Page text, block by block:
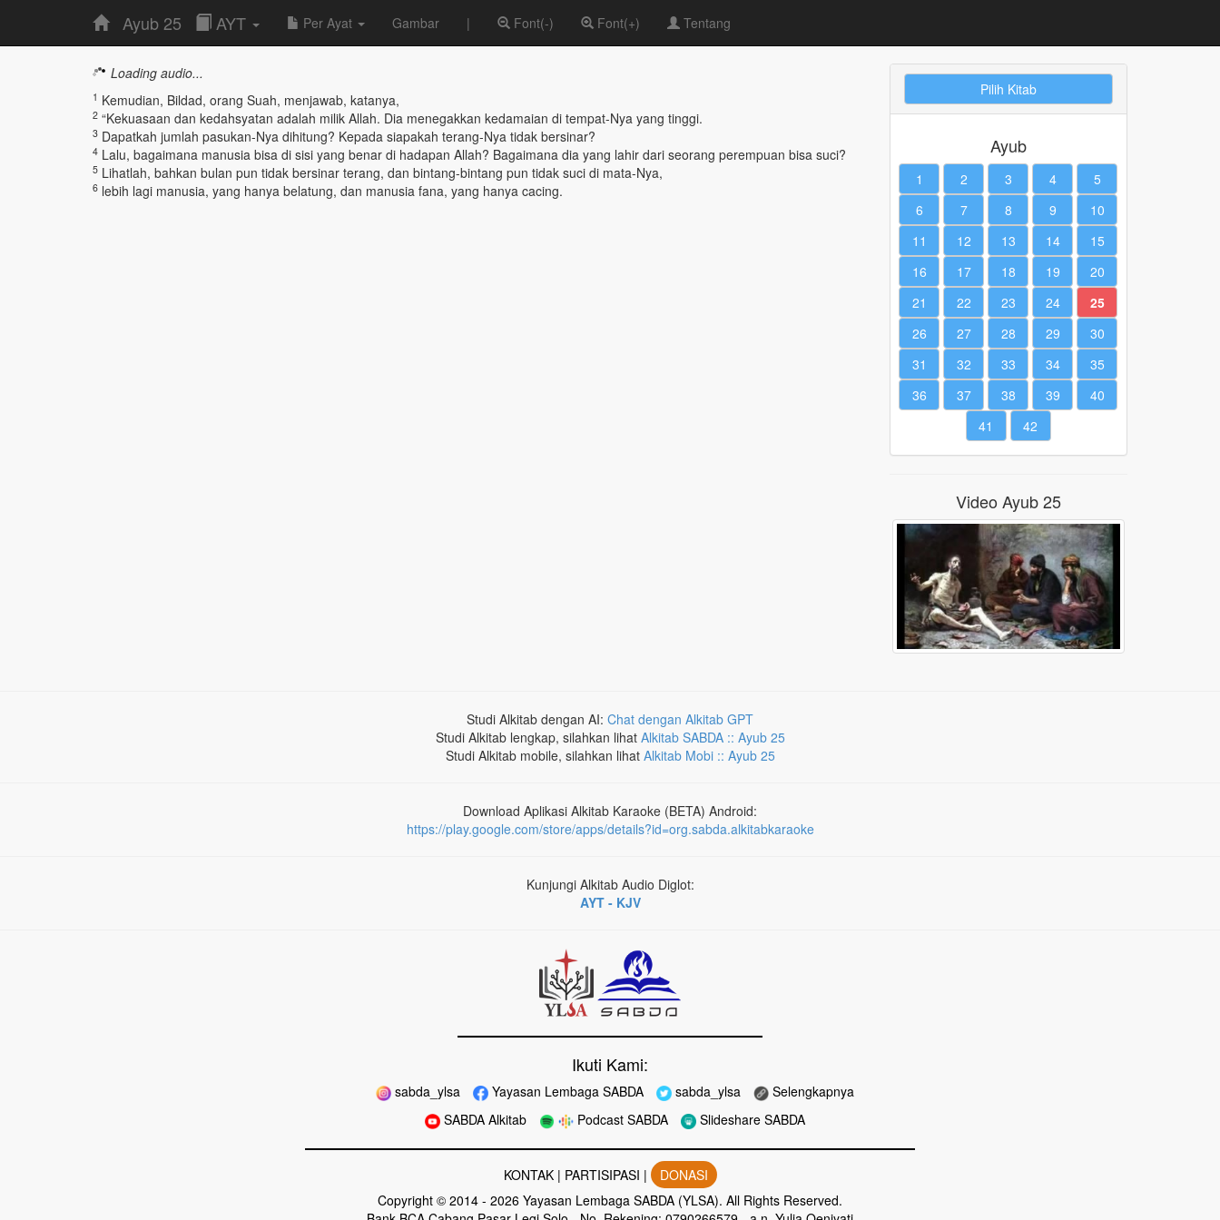
Ayub 25 AYT Per Ayat Gambar | Font(-) Font(+) Tentang
Loading audio...
1 Kemudian, Bildad, orang Suah, menjawab, katanya,
2 “Kekuasaan dan kedahsyatan adalah milik Allah. Dia menegakkan kedamaian di tempat-Nya yang tinggi.
3 Dapatkah jumlah pasukan-Nya dihitung? Kepada siapakah terang-Nya tidak bersinar?
4 Lalu, bagaimana manusia bisa di sisi yang benar di hadapan Allah? Bagaimana dia yang lahir dari seorang perempuan bisa suci?
5 Lihatlah, bahkan bulan pun tidak bersinar terang, dan bintang-bintang pun tidak suci di mata-Nya,
6 lebih lagi manusia, yang hanya belatung, dan manusia fana, yang hanya cacing.
Pilih Kitab
Ayub
1 2 3 4
5
6
7 8 9
10
11
12 13 14
15
16
17 18 19
20
21
22 23 24
25
26
27 28 29
30
31
32 33 34
35
36
37 38 39
40
41
42
Video Ayub 25
Studi Alkitab dengan AI: Chat dengan Alkitab GPT
Studi Alkitab lengkap, silahkan lihat Alkitab SABDA :: Ayub 25
Studi Alkitab mobile, silahkan lihat Alkitab Mobi :: Ayub 25
Download Aplikasi Alkitab Karaoke (BETA) Android:
https://play.google.com/store/apps/details?id=org.sabda.alkitabkaraoke
Kunjungi Alkitab Audio Diglot:
AYT - KJV
Ikuti Kami:
sabda_ylsa Yayasan Lembaga SABDA sabda_ylsa
Selengkapnya
SABDA Alkitab
Podcast SABDA Slideshare SABDA
KONTAK| PARTISIPASI |
DONASI
Copyright © 2014 - 2026 Yayasan Lembaga SABDA (YLSA). All Rights Reserved.